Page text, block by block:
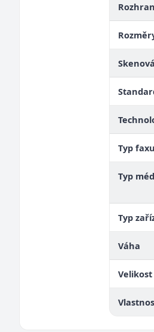
Typ faxu
Typ
Typ
Váha